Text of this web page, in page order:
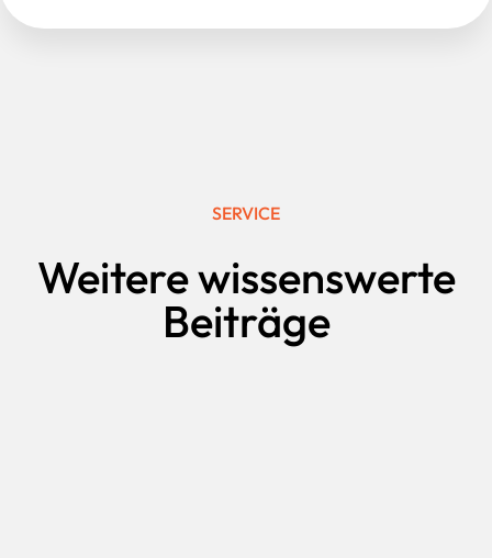
SERVICE
Weitere wissenswerte
Beiträge